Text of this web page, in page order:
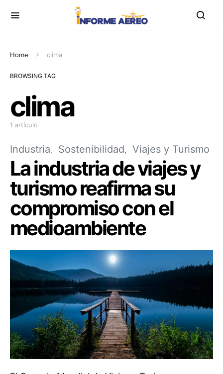
Home clima
BROWSING TAG
clima
1 artículo
Industria Sostenibilidad Viajes y Turismo
La industria de viajes y
turismo reafirma su
compromiso con el
medioambiente